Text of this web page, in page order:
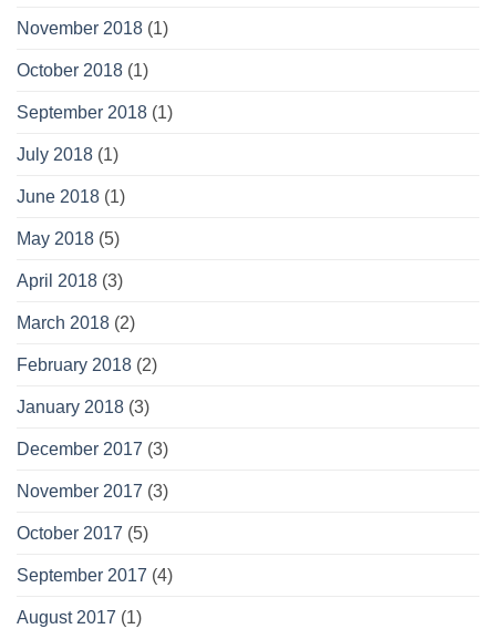
November 2018 (1)
October 2018 (1)
September 2018 (1)
July 2018 (1)
June 2018 (1)
May 2018 (5)
April 2018 (3)
March 2018 (2)
February 2018 (2)
January 2018 (3)
December 2017 (3)
November 2017 (3)
October 2017 (5)
September 2017 (4)
August 2017 (1)